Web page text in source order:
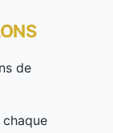
de